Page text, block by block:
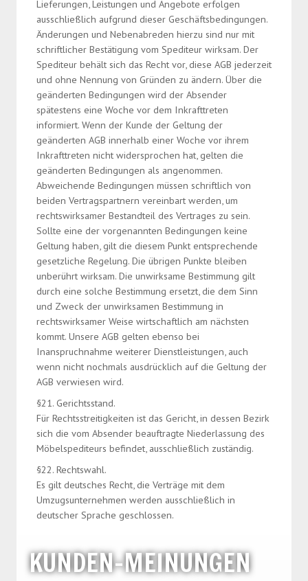
Lieferungen, Leistungen und Angebote erfolgen
ausschließlich aufgrund dieser Geschäftsbedingungen.
Änderungen und Nebenabreden hierzu sind nur mit
schriftlicher Bestätigung vom Spediteur wirksam. Der
Spediteur behält sich das Recht vor, diese AGB jederzeit
und ohne Nennung von Gründen zu ändern. Über die
geänderten Bedingungen wird der Absender
spätestens eine Woche vor dem Inkrafttreten
informiert. Wenn der Kunde der Geltung der
geänderten AGB innerhalb einer Woche vor ihrem
Inkrafttreten nicht widersprochen hat, gelten die
geänderten Bedingungen als angenommen.
Abweichende Bedingungen müssen schriftlich von
beiden Vertragspartnern vereinbart werden, um
rechtswirksamer Bestandteil des Vertrages zu sein.
Sollte eine der vorgenannten Bedingungen keine
Geltung haben, gilt die diesem Punkt entsprechende
gesetzliche Regelung. Die übrigen Punkte bleiben
unberührt wirksam. Die unwirksame Bestimmung gilt
durch eine solche Bestimmung ersetzt, die dem Sinn
und Zweck der unwirksamen Bestimmung in
rechtswirksamer Weise wirtschaftlich am nächsten
kommt. Unsere AGB gelten ebenso bei
Inanspruchnahme weiterer Dienstleistungen, auch
wenn nicht nochmals ausdrücklich auf die Geltung der
AGB verwiesen wird.
§21. Gerichtsstand.
Für Rechtsstreitigkeiten ist das Gericht, in dessen Bezirk
sich die vom Absender beauftragte Niederlassung des
Möbelspediteurs befindet, ausschließlich zuständig.
§22. Rechtswahl.
Es gilt deutsches Recht, die Verträge mit dem
Umzugsunternehmen werden ausschließlich in
deutscher Sprache geschlossen.
KUNDEN-MEINUNGEN